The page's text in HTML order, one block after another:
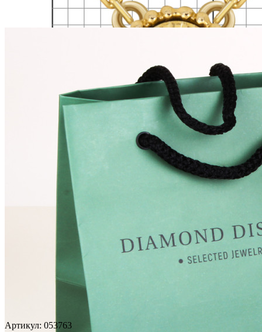
Артикул: 053763